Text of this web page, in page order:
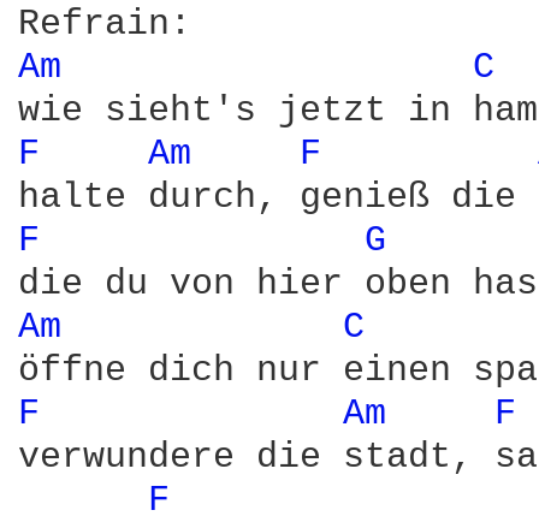
Am
C
F Am F
F G
Am C
F Am
F
verwundere die stadt,
F